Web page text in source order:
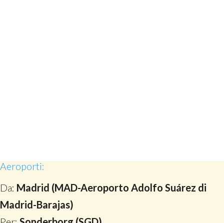
Aeroporti:
Da: Madrid (MAD-Aeroporto Adolfo Suárez di
Madrid-Barajas)